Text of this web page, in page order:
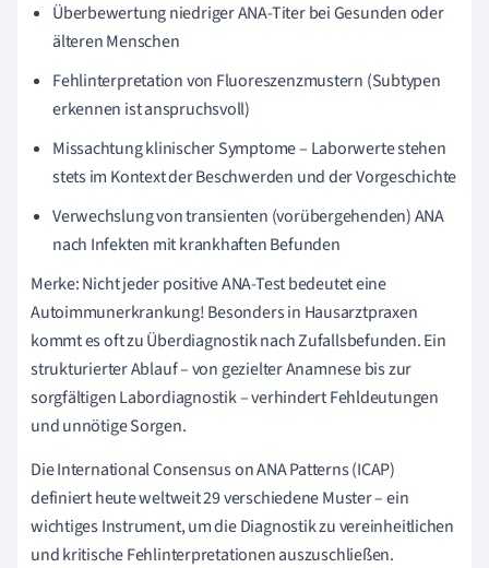
Überbewertung niedriger ANA-Titer bei Gesunden oder
älteren Menschen
Fehlinterpretation von Fluoreszenzmustern (Subtypen
erkennen ist anspruchsvoll)
Missachtung klinischer Symptome – Laborwerte stehen
stets im Kontext der Beschwerden und der Vorgeschichte
Verwechslung von transienten (vorübergehenden) ANA
nach Infekten mit krankhaften Befunden
Merke: Nicht jeder positive ANA-Test bedeutet eine
Autoimmunerkrankung! Besonders in Hausarztpraxen
kommt es oft zu Überdiagnostik nach Zufallsbefunden. Ein
strukturierter Ablauf – von gezielter Anamnese bis zur
sorgfältigen Labordiagnostik – verhindert Fehldeutungen
und unnötige Sorgen.
Die International Consensus on ANA Patterns (ICAP)
definiert heute weltweit 29 verschiedene Muster – ein
wichtiges Instrument, um die Diagnostik zu vereinheitlichen
und kritische Fehlinterpretationen auszuschließen.